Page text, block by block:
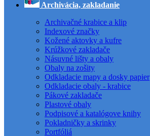
Archivácia, zakladanie
Archivačné krabice a klip
Indexové značky
Kožené aktovky a kufre
Krúžkové zakladače
Násuvné lišty a obaly
Obaly na zošity
Odkladacie mapy a dosky papier
Odkladacie obaly - krabice
Pákové zakladače
Plastové obaly
Podpisové a katalógove knihy
Pokladničky a skrinky
Portfóliá